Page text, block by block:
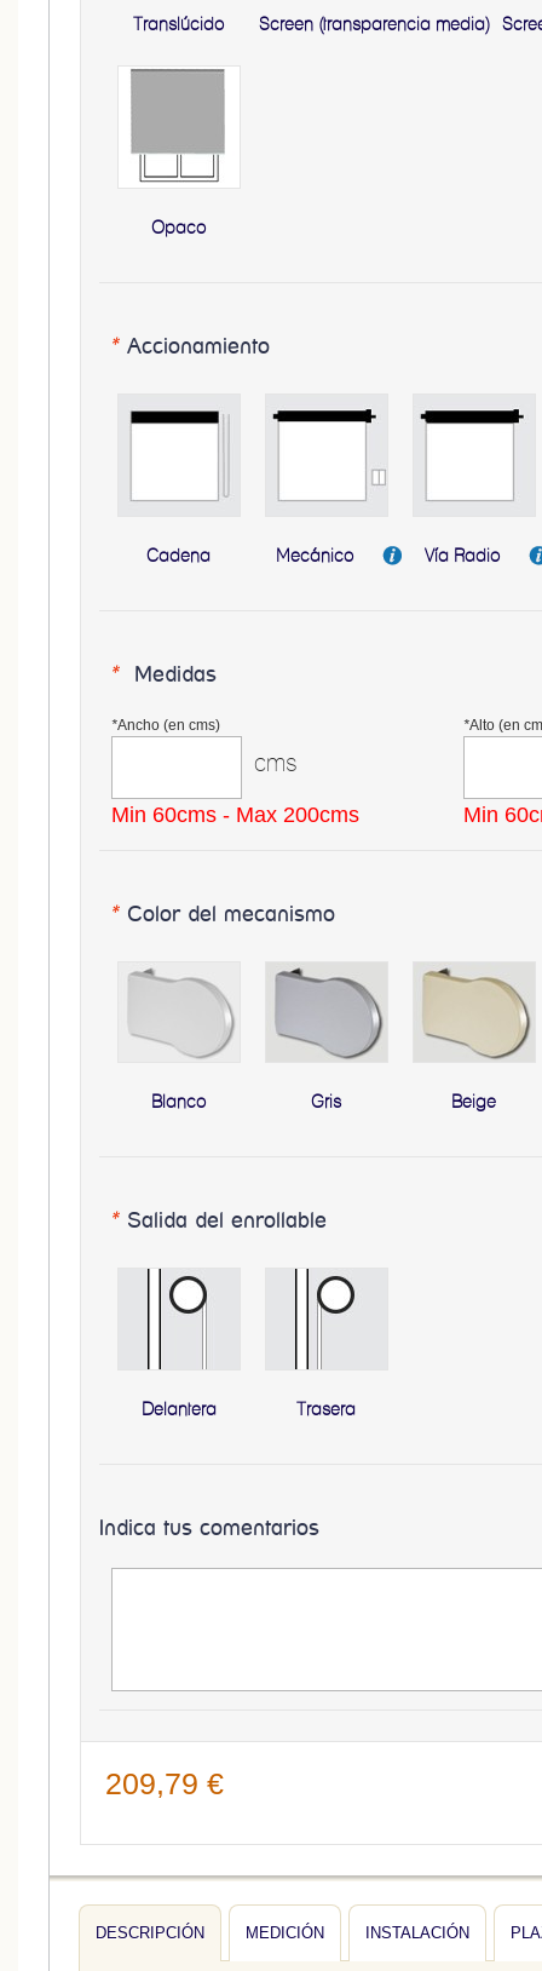
Translúcido Screen (transparencia media)
Opaco
* Accionamiento
Cadena Mecánico Vía Radio
* Medidas
*Ancho (en cms)
cms
Min 60cms - Max 200cms
*Alto (en
Min
* Color del mecanismo
Blanco Gris Beige
* Salida del enrollable
Delantera Trasera
Indica tus comentarios
209,79 €
DESCRIPCIÓN MEDICIÓN INSTALACIÓN